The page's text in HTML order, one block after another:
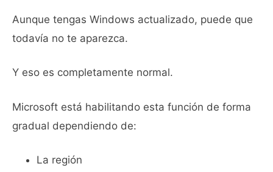
Aunque tengas Windows actualizado, puede que
todavía no te aparezca.
Y eso es completamente normal.
Microsoft está habilitando esta función de forma
gradual dependiendo de:
La región